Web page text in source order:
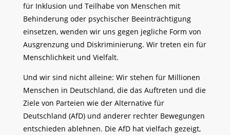
für Inklusion und Teilhabe von Menschen mit
Behinderung oder psychischer Beeinträchtigung
einsetzen, wenden wir uns gegen jegliche Form von
Ausgrenzung und Diskriminierung. Wir treten ein für
Menschlichkeit und Vielfalt.
Und wir sind nicht alleine: Wir stehen für Millionen
Menschen in Deutschland, die das Auftreten und die
Ziele von Parteien wie der Alternative für
Deutschland (AfD) und anderer rechter Bewegungen
entschieden ablehnen. Die AfD hat vielfach gezeigt,